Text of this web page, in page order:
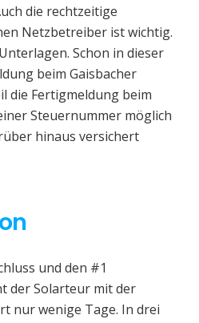
die rechtzeitige
Netzbetreiber ist wichtig.
Schon in dieser
beim Gaisbacher
die Fertigmeldung beim
Steuernummer möglich
hinaus versichert
und den #1
der Solarteur mit der
nur wenige Tage. In drei